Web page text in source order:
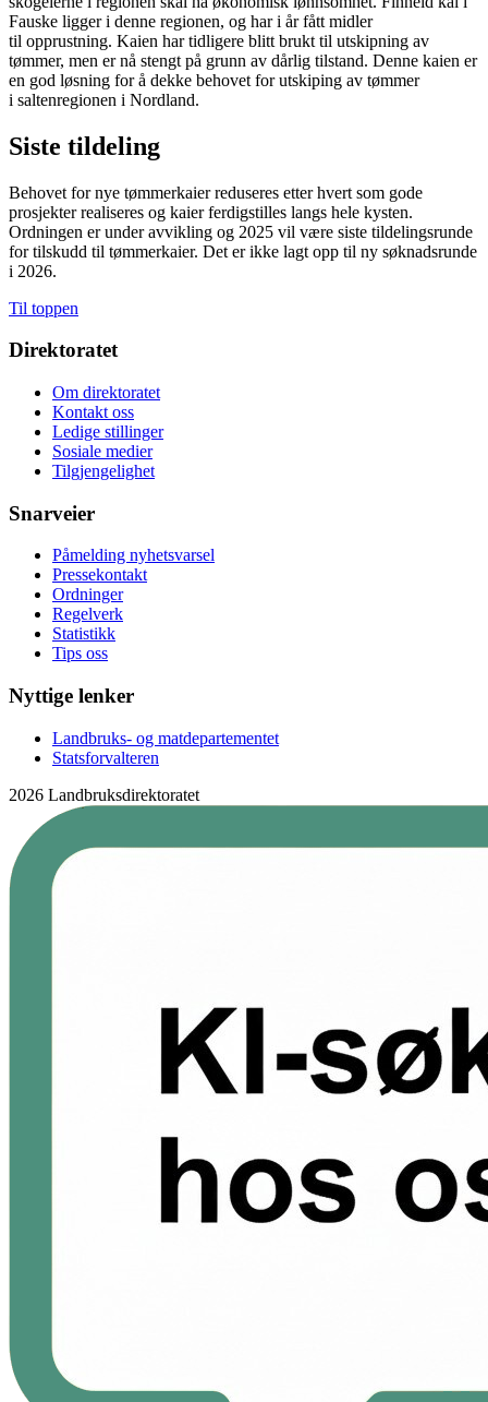
Fauske ligger i denne regionen, og har i år fått midler
til opprustning. Kaien har tidligere blitt brukt til utskipning av
tømmer, men er nå stengt på grunn av dårlig tilstand. Denne kaien er
en god løsning for å dekke behovet for utskiping av tømmer
i saltenregionen i Nordland.
Siste tildeling
Behovet for nye tømmerkaier reduseres etter hvert som gode
prosjekter realiseres og kaier ferdigstilles langs hele kysten.
Ordningen er under avvikling og 2025 vil være siste tildelingsrunde
for tilskudd til tømmerkaier. Det er ikke lagt opp til ny søknadsrunde
i 2026.
Til toppen
Direktoratet
Om direktoratet
Kontakt oss
Ledige stillinger
Sosiale medier
Tilgjengelighet
Snarveier
Påmelding nyhetsvarsel
Pressekontakt
Ordninger
Regelverk
Statistikk
Tips oss
Nyttige lenker
Landbruks- og matdepartementet
Statsforvalteren
2026 Landbruksdirektoratet